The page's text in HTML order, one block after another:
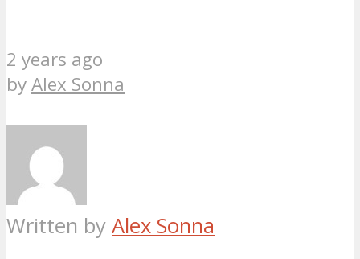
2 years ago
byAlex Sonna
Written by Alex Sonna